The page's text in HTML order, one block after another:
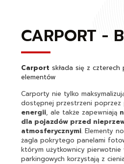
CARPORT -
Carport składa się z czterech
elementów
Carporty nie tylko
dostępnej przestrzeni poprzez
energii, ale także zapewniają
dla pojazdów przed
atmosferycznymi. Elementy
żagla pokrytego panelami
którym użytkownicy pierwotnie
parkingowych korzystają z